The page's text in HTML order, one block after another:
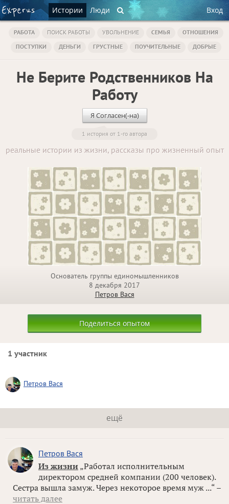
Истории Люди Вход
РАБОТА ПОИСК РАБОТЫ УВОЛЬНЕНИЕ СЕМЬЯ
ОТНОШЕНИЯ
ПОСТУПКИ
ДЕНЬГИ ГРУСТНЫЕ ПОУЧИТЕЛЬНЫЕ ДОБРЫЕ
Не Берите Родственников На
Работу
Я Согласен(-на)
1 история от 1-го автора
реальные истории из жизни, рассказы про жизненный опыт
Основатель группы единомышленников
8 декабря 2017
Петров Вася
Поделиться опытом
1 участник
Петров Вася
ещё
Петров Вася
Из жизни „Работал исполнительным
директором средней компании (200 человек).
Сестра вышла замуж. Через некоторое время муж ...“ –
читать далее